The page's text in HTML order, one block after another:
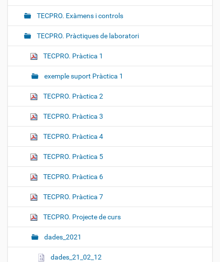
i
TECPRO. Exàmens i controls
TECPRO. Pràctiques de laboratori
TECPRO. Pràctica 1
exemple suport Pràctica 1
TECPRO. Pràctica 2
TECPRO. Pràctica 3
TECPRO. Pràctica 4
TECPRO. Pràctica 5
TECPRO. Pràctica 6
TECPRO. Pràctica 7
TECPRO. Projecte de curs
dades_2021
dades_21_02_12